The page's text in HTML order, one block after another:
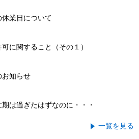
休業日について
に関すること（その１）
お知らせ
期は過ぎたはずなのに・・・
一覧を見る